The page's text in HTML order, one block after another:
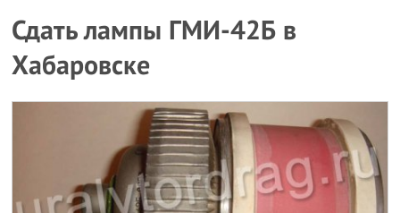
Сдать лампы ГМИ-42Б в
Хабаровске